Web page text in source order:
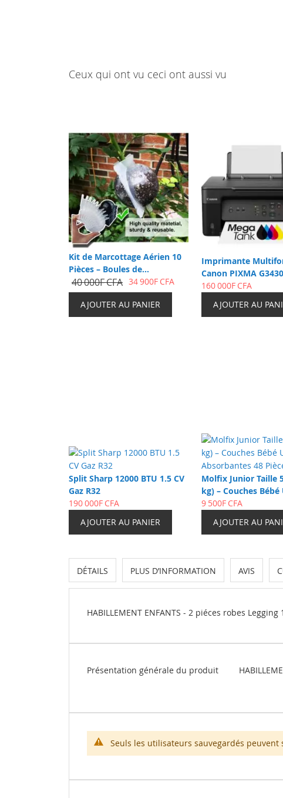
Ceux qui ont vu ceci ont aussi vu
Kit de Marcottage Aérien 10
Pièces – Boules de
Propagation Réutilisables
Transparentes avec Colliers
de Serrage – Taille M
34 900F CFA
40 000F CFA
AJOUTER AU PANIER
Imprimante
Canon PIXMA
MegaTank A4
160 000F CFA
AJOUTER AU
Split Sharp 12000 BTU 1.5 CV
Gaz R32
190 000F CFA
AJOUTER AU PANIER
Molfix Junior Taille
kg) – Couches
Absorbantes 48
9 500F CFA
AJOUTER AU
DÉTAILS PLUS D’INFORMATION AVIS
HABILLEMENT ENFANTS - 2 piéces robes
Plus
Présentation générale du produit
Seuls les utilisateurs sauvegardés